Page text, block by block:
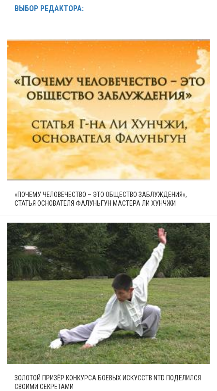
ВЫБОР РЕДАКТОРА:
«ПОЧЕМУ ЧЕЛОВЕЧЕСТВО – ЭТО ОБЩЕСТВО ЗАБЛУЖДЕНИЯ»,
СТАТЬЯ ОСНОВАТЕЛЯ ФАЛУНЬГУН МАСТЕРА ЛИ ХУНЧЖИ
ЗОЛОТОЙ ПРИЗЁР КОНКУРСА БОЕВЫХ ИСКУССТВ NTD ПОДЕЛИЛСЯ
СВОИМИ СЕКРЕТАМИ